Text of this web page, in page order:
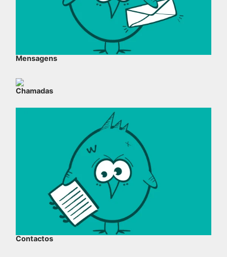
Mensagens
Chamadas
Contactos